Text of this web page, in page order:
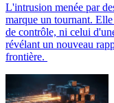
L'intrusion menée par
marque un tournant.
de contrôle, ni celui
révélant un nouveau
frontière.